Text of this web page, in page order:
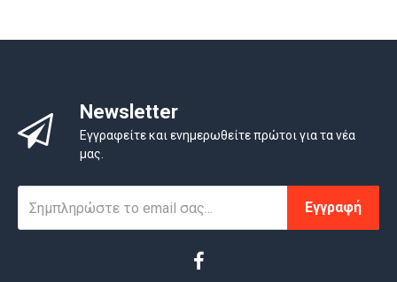
Newsletter
Εγγραφείτε και ενημερωθείτε πρώτοι για τα νέα
μας.
Εγγραφή